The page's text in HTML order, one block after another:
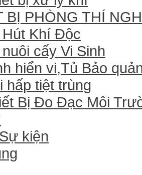
BỊ PHÒNG THÍ
Khí Độc
cấy Vi Sinh
hiển vi,Tủ Bảo
hấp tiệt trùng
Bị Đo Đạc Môi
kiện